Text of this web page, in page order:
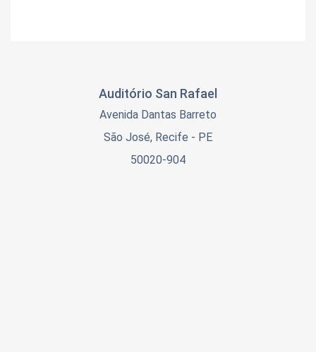
Auditório San Rafael
Avenida Dantas Barreto
São José, Recife - PE
50020-904